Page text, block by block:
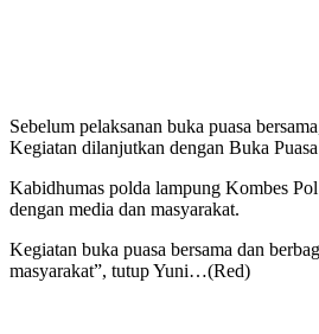
Sebelum pelaksanan buka puasa
Kegiatan dilanjutkan dengan Buka
Kabidhumas polda lampung Kombes
dengan media dan masyarakat.
Kegiatan buka puasa bersama dan
masyarakat”, tutup Yuni…(Red)